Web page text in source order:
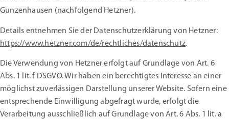
Gunzenhausen (nachfolgend Hetzner).
Details entnehmen Sie der Datenschutzerklärung von Hetzner:
https://www.hetzner.com/de/rechtliches/datenschutz.
Die Verwendung von Hetzner erfolgt auf Grundlage von Art. 6
Abs. 1 lit. f DSGVO. Wir haben ein berechtigtes Interesse an einer
möglichst zuverlässigen Darstellung unserer Website. Sofern eine
entsprechende Einwilligung abgefragt wurde, erfolgt die
Verarbeitung ausschließlich auf Grundlage von Art. 6 Abs. 1 lit. a